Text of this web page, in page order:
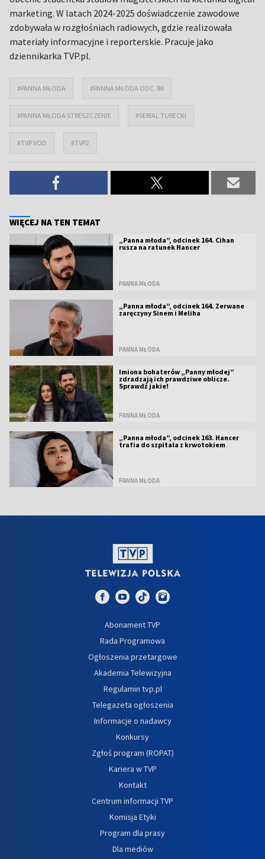
marketing. W latach 2024-2025 doświadczenie zawodowe
zdobywała w rozgłośniach radiowych, gdzie realizowała
materiały informacyjne i reporterskie. Pracuje jako
dziennikarka TVP.pl.
#PANNA MŁODA #PANNA MŁODA ODC. 86
#PANNA MŁODA STRESZCZENIE #SERIAL TURECKI
#TVP VOD #TVP2
WIĘCEJ NA TEN TEMAT
„Panna młoda”, odcinek 164. Cihan
rusza na ratunek Hancer
PANNA MŁODA
„Panna młoda”, odcinek 164. Zerwane
zaręczyny Sinem i Meliha
PANNA MŁODA
Imiona bohaterów „Panny młodej”
zdradzają ich prawdziwe oblicze.
Sprawdź jakie!
PANNA MŁODA
„Panna młoda”, odcinek 163. Hancer
trafia do szpitala z krwotokiem
PANNA MŁODA
Abonament TVP
Rada Programowa
Ogłoszenia przetargowe
Akademia Telewizyjna
Regulamin tvp.pl
Telegazeta ogłoszenia
Informacje o nadawcy
Konkursy
Zgłoś program (ROPAT)
Kariera w TVP
Kontakt
Centrum informacji TVP
Komisja Etyki
Program dla prasy
Dla mediów